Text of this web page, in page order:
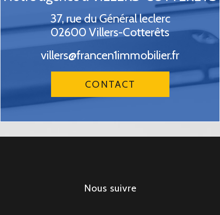
37, rue du Général leclerc
02600 Villers-Cotterêts
villers@francen1immobilier.fr
CONTACT
nous suivre